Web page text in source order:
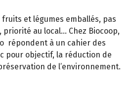
fruits et légumes emballés, pas
au local… Chez Biocoop,
répondent à un cahier des
pour objectif, la réduction de
de l’environnement.